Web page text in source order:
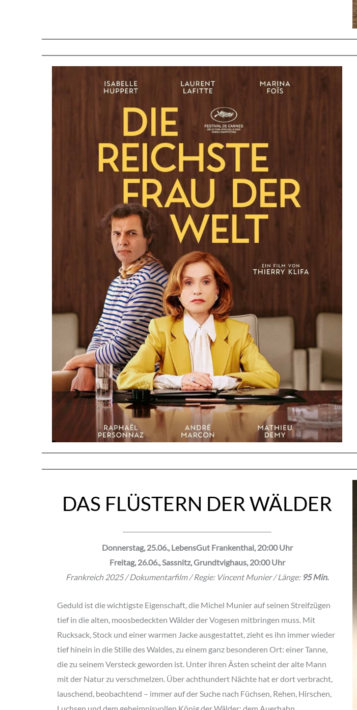
DAS FLÜSTERN DER WÄLDER
Donnerstag, 25.06., LebensGut Frankenthal, 20:00 Uhr
Freitag, 26.06., Sassnitz, Grundtvighaus, 20:00 Uhr
Frankreich 2025 / Dokumentarfilm / Regie: Vincent Munier / Länge: 95 Min.
Geduld ist die wichtigste Eigenschaft, die Michel Munier auf seinen Streifzügen
tief in die alten, moosbedeckten Wälder der Vogesen mitbringen muss. Mit
Rucksack, Stock und einer warmen Jacke ausgestattet, zieht es ihn immer wieder
tief hinein in die Stille des Waldes, zu einem ganz besonderen Ort: einer Tanne,
die zu seinem Versteck geworden ist. Unter ihren Ästen scheint der alte Mann
mit der Natur zu verschmelzen. Über achthundert Nächte hat er dort verbracht,
lauschend, beobachtend – immer auf der Suche nach Füchsen, Rehen, Hirschen,